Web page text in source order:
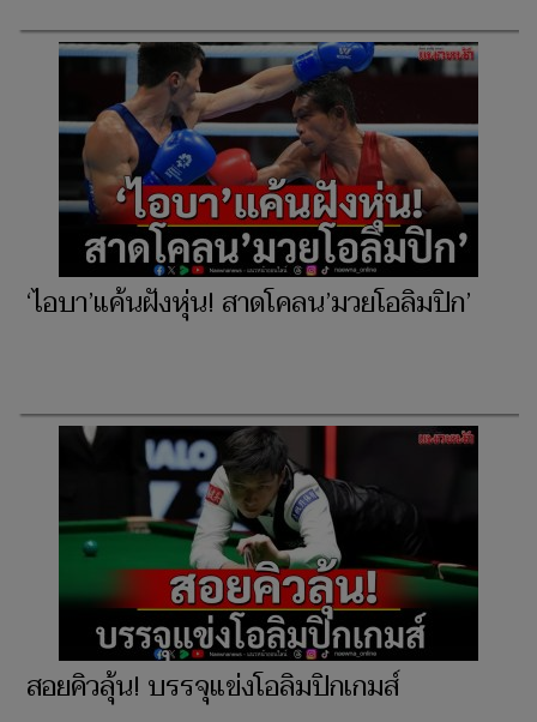
‘ไอบา’แค้นฝังหุ่น! สาดโคลน’มวยโอลิมปิก’
สอยคิวลุ้น! บรรจุแข่งโอลิมปิกเกมส์